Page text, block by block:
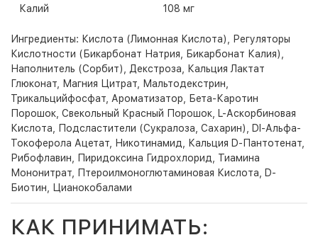
Калий 108 мг
Ингредиенты: Кислота (Лимонная Кислота), Регуляторы
Кислотности (Бикарбонат Натрия, Бикарбонат Калия),
Наполнитель (Сорбит), Декстроза, Кальция Лактат
Глюконат, Магния Цитрат, Мальтодекстрин,
Трикальцийфосфат, Ароматизатор, Бета-Каротин
Порошок, Свекольный Красный Порошок, L-Аскорбиновая
Кислота, Подсластители (Сукралоза, Сахарин), Dl-Альфа-
Токоферола Ацетат, Никотинамид, Кальция D-Пантотенат,
Рибофлавин, Пиридоксина Гидрохлорид, Тиамина
Мононитрат, Птероилмоноглютаминовая Кислота, D-
Биотин, Цианокобалами
КАК ПРИНИМАТЬ: